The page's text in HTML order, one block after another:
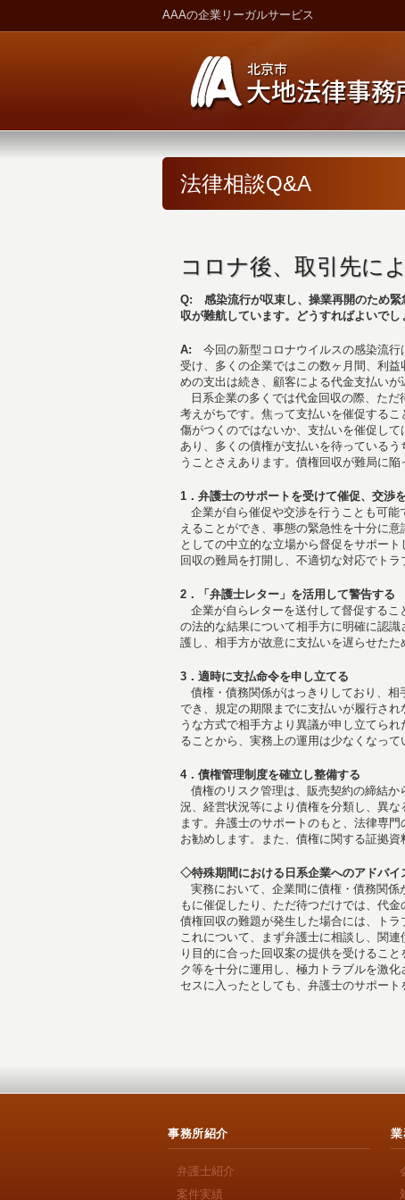
AAAの企業リーガルサービス
法律相談Q&A
コロナ後、取引先に
Q: 感染流行が収束し、操業再開のため緊
収が難航しています。どうすればよいでし
A: 今回の新型コロナウイルスの感染流
受け、多くの企業ではこの数ヶ月間、利
めの支出は続き、顧客による代金支払い
日系企業の多くでは代金回収の際、ただ
考えがちです。焦って支払いを催促する
傷がつくのではないか、支払いを催促し
あり、多くの債権が支払いを待っている
うことさえあります。債権回収が難局に
1．弁護士のサポートを受けて催促、交渉
企業が自ら催促や交渉を行うことも可能
えることができ、事態の緊急性を十分に
としての中立的な立場から督促をサポー
回収の難局を打開し、不適切な対応でト
2．「弁護士レター」を活用して警告する
企業が自らレターを送付して督促するこ
の法的な結果について相手方に明確に認
護し、相手方が故意に支払いを遅らせたた
3．適時に支払命令を申し立てる
債権・債務関係がはっきりしており、相
でき、規定の期限までに支払いが履行さ
うな方式で相手方より異議が申し立てら
ることから、実務上の運用は少なくなって
4．債権管理制度を確立し整備する
債権のリスク管理は、販売契約の締結か
況、経営状況等により債権を分類し、異
ます。弁護士のサポートのもと、法律専
お勧めします。また、債権に関する証拠
◇特殊期間における日系企業へのアドバイ
実務において、企業間に債権・債務関係
もに催促したり、ただ待つだけでは、代
債権回収の難題が発生した場合には、ト
これについて、まず弁護士に相談し、関
り目的に合った回収案の提供を受けるこ
ク等を十分に運用し、極力トラブルを激
セスに入ったとしても、弁護士のサポー
事務所紹介
弁護士紹介
案件実績
業